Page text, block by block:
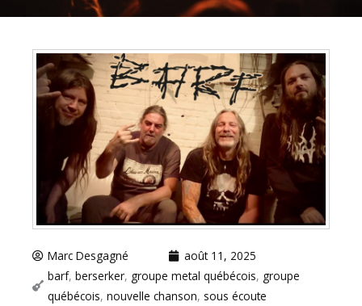
Marc Desgagné
août 11, 2025
barf, berserker, groupe metal québécois, groupe
québécois, nouvelle chanson, sous écoute